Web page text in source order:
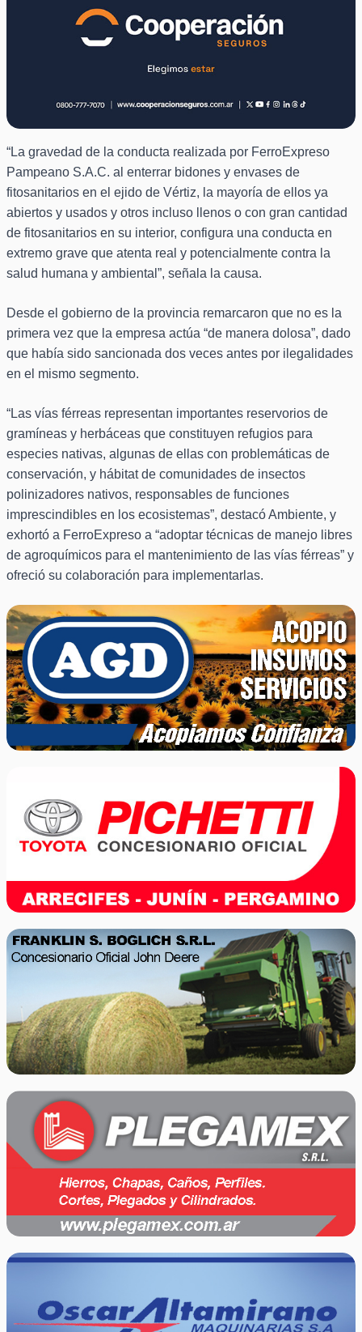
“La gravedad de la conducta realizada por FerroExpreso
Pampeano S.A.C. al enterrar bidones y envases de
fitosanitarios en el ejido de Vértiz, la mayoría de ellos ya
abiertos y usados y otros incluso llenos o con gran cantidad
de fitosanitarios en su interior, configura una conducta en
extremo grave que atenta real y potencialmente contra la
salud humana y ambiental”, señala la causa.
Desde el gobierno de la provincia remarcaron que no es la
primera vez que la empresa actúa “de manera dolosa”, dado
que había sido sancionada dos veces antes por ilegalidades
en el mismo segmento.
“Las vías férreas representan importantes reservorios de
gramíneas y herbáceas que constituyen refugios para
especies nativas, algunas de ellas con problemáticas de
conservación, y hábitat de comunidades de insectos
polinizadores nativos, responsables de funciones
imprescindibles en los ecosistemas”, destacó Ambiente, y
exhortó a FerroExpreso a “adoptar técnicas de manejo libres
de agroquímicos para el mantenimiento de las vías férreas” y
ofreció su colaboración para implementarlas.